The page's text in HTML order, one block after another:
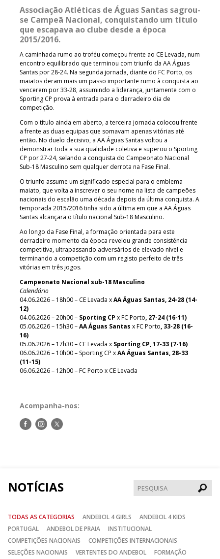
Associação Atléticas de Águas Santas sagrou-
se Campeã Nacional, conquistando um título
que escapava ao clube desde a época
2015/2016.
A caminhada rumo ao troféu começou frente ao CE Levada, num
encontro equilibrado que terminou com triunfo da AA Águas
Santas por 28-24. Na segunda jornada, diante do FC Porto, os
maiatos deram mais um passo importante rumo à conquista ao
vencerem por 33-28, assumindo a liderança, juntamente com o
Sporting CP prova à entrada para o derradeiro dia de
competição.
Com o título ainda em aberto, a terceira jornada colocou frente
a frente as duas equipas que somavam apenas vitórias até
então. No duelo decisivo, a AA Águas Santas voltou a
demonstrar toda a sua qualidade coletiva e superou o Sporting
CP por 27-24, selando a conquista do Campeonato Nacional
Sub-18 Masculino sem qualquer derrota na Fase Final.
O triunfo assume um significado especial para o emblema
maiato, que volta a inscrever o seu nome na lista de campeões
nacionais do escalão uma década depois da última conquista. A
temporada 2015/2016 tinha sido a última em que a AA Águas
Santas alcançara o título nacional Sub-18 Masculino.
Ao longo da Fase Final, a formação orientada para este
derradeiro momento da época revelou grande consistência
competitiva, ultrapassando adversários de elevado nível e
terminando a competição com um registo perfeito de três
vitórias em três jogos.
Campeonato Nacional sub-18 Masculino
Calendário
04.06.2026 – 18h00 – CE Levada xAA Águas Santas, 24-28 (14-
12)
04.06.2026 – 20h00 – Sporting CP x FC Porto, 27-24 (16-11)
05.06.2026 – 15h30 –AA Águas Santas x FC Porto, 33-28 (16-
16)
05.06.2026 – 17h30 – CE Levada x Sporting CP, 17-33 (7-16)
06.06.2026 – 10h00 – Sporting CP xAA Águas Santas, 28-33
(11-15)
06.06.2026 – 12h00 – FC Porto x CE Levada
Acompanha-nos:
Siga-Siga-Siga-
NOTÍCIAS
TODAS AS CATEGORIAS ANDEBOL 4 GIRLS
ANDEBOL 4 KIDS
PORTUGAL
ANDEBOL DE PRAIA
INSTITUCIONAL
COMPETIÇÕES NACIONAIS
COMPETIÇÕES INTERNACIONAIS
SELEÇÕES NACIONAIS
VERTENTES DO ANDEBOL
FORMAÇÃO